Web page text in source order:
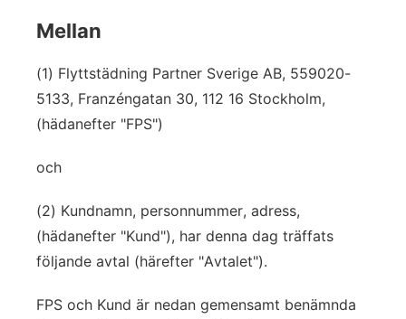
Mellan
(1) Flyttstädning Partner Sverige AB, 559020-
5133, Franzéngatan 30, 112 16 Stockholm,
(hädanefter "FPS")
och
(2) Kundnamn, personnummer, adress,
(hädanefter "Kund"), har denna dag träffats
följande avtal (härefter "Avtalet").
FPS och Kund är nedan gemensamt benämnda